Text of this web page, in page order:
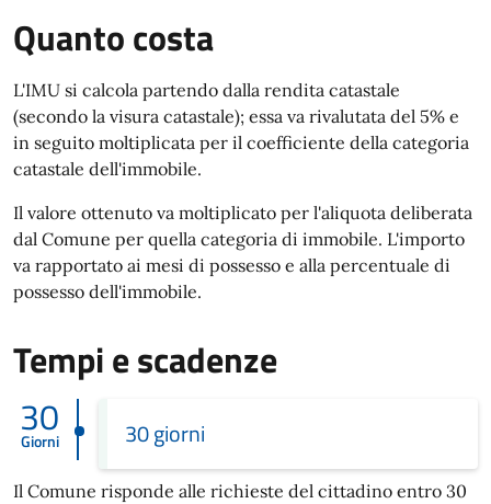
Quanto costa
L'IMU si calcola partendo dalla rendita catastale
(secondo la visura catastale); essa va rivalutata del 5% e
in seguito moltiplicata per il coefficiente della categoria
catastale dell'immobile.
Il valore ottenuto va moltiplicato per l'aliquota deliberata
dal Comune per quella categoria di immobile. L'importo
va rapportato ai mesi di possesso e alla percentuale di
possesso dell'immobile.
Tempi e scadenze
30
Giorni 30 giorni
Il Comune risponde alle richieste del cittadino entro 30